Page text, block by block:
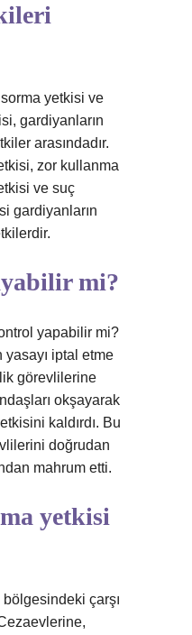
yetkisi ve
gardiyanların
arasındadır.
zor kullanma
ve suç
gardiyanların
mi?
yapabilir mi?
yasayı iptal etme
görevlilerine
okşayarak
kaldırdı. Bu
doğrudan
mahrum etti.
yetkisi
çarşı